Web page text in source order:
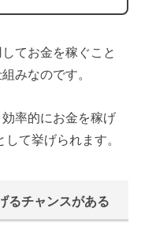
てお金を稼ぐこと
みなのです。
率的にお金を稼げ
て挙げられます。
るチャンスがある